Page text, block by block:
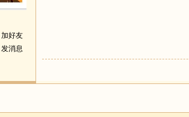
加好友
发消息